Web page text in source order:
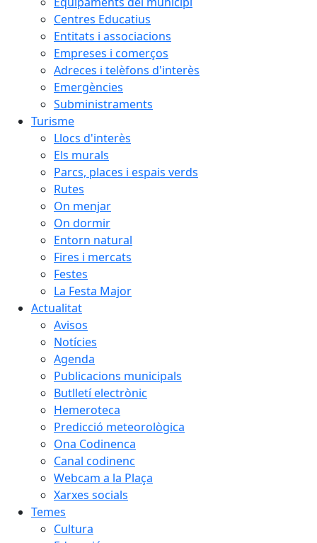
Centres Educatius
Entitats i associacions
Empreses i comerços
Adreces i telèfons d'interès
Emergències
Subministraments
Turisme
Llocs d'interès
Els murals
Parcs, places i espais verds
Rutes
On menjar
On dormir
Entorn natural
Fires i mercats
Festes
La Festa Major
Actualitat
Avisos
Notícies
Agenda
Publicacions municipals
Butlletí electrònic
Hemeroteca
Predicció meteorològica
Ona Codinenca
Canal codinenc
Webcam a la Plaça
Xarxes socials
Temes
Cultura